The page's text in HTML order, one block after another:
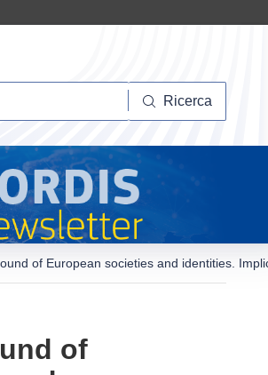
Ricerca
of European societies and identities.
of